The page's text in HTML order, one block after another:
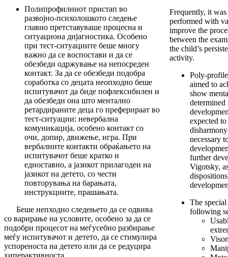
Полипрофилниот пристап во
развојно-психолошкото следење
главно претставуваше процесна и
ситуациона дијагностика. Особено
при тест-ситуациите беше многу
важно да се воспостави и да се
обезбеди одржување на непосреден
контакт. За да се обезбеди подобра
соработка со децата неопходно беше
испитувачот да биде пофлексибилен и
да обезбеди она што ментално
ретардираните деца го преферираат во
тест-ситуации: невербална
комуникација, особено контакт со
очи, допир, движење, игра. При
вербалните контакти обраќањето на
испитувачот беше кратко и
едноставно, а јазикот прилагоден на
јазикот на детето, со чести
повторувања на барањата,
инструкциите, прашањата.
Беше непходно следењето да се одвива
со варирање на условите, особено за да се
подобри процесот на меѓусебно разбирање
меѓу испитувачот и детето, да се стимулира
успореноста на детето или да се редуцира
Frequently, it
performed with
improve the
between the
the child’s
activity.
Poly-
aimed to
show
expected
necessary
further
Vigotsky,
The
following